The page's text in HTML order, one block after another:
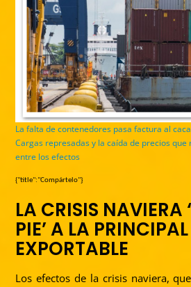
La falta de contenedores pasa factura al
Cargas represadas y la caída de precios
entre los efectos
{"title":"Compártelo"}
LA CRISIS NAVIERA
PIE’ A LA
EXPORTABLE
Los efectos de la crisis naviera,